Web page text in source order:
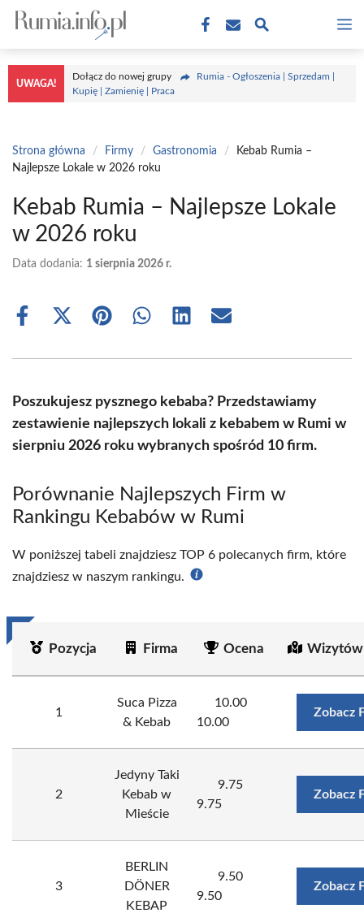
Przejdź
treści
UWAGA!
Dołącz do nowej grupy
Rumia - Ogłoszenia | Sprzedam |
Kupię | Zamienię | Praca
Strona główna / Firmy / Gastronomia /
Kebab Rumia –
Najlepsze Lokale w 2026 roku
Kebab Rumia – Najlepsze Lokale
w 2026 roku
Data dodania: 1 sierpnia 2026 r.
Share
Share
(Twitter)
Share Share Share Share
Poszukujesz pysznego kebaba? Przedstawiamy
zestawienie najlepszych lokali z kebabem w Rumi w
sierpniu 2026 roku wybranych spośród 10 firm.
Porównanie Najlepszych Firm w
Rankingu Kebabów w Rumi
W poniższej tabeli znajdziesz TOP 6 polecanych firm, które
znajdziesz w naszym rankingu.
Pozycja Firma Ocena
1
Suca Pizza
& Kebab
10.00
10.00
Zobacz
2
Jedyny Taki
Kebab w
Mieście
9.75
9.75
Zobacz
3
BERLIN
DÖNER
KEBAP
9.50
9.50
Zobacz